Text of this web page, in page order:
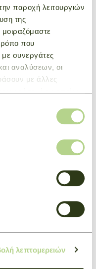
παροχή λειτουργιών
της
που
με συνεργάτες
αναλύσεων, οι
με άλλες
ή τις οποίες
λεπτομερειών
ΝΑ ΣΑΣ